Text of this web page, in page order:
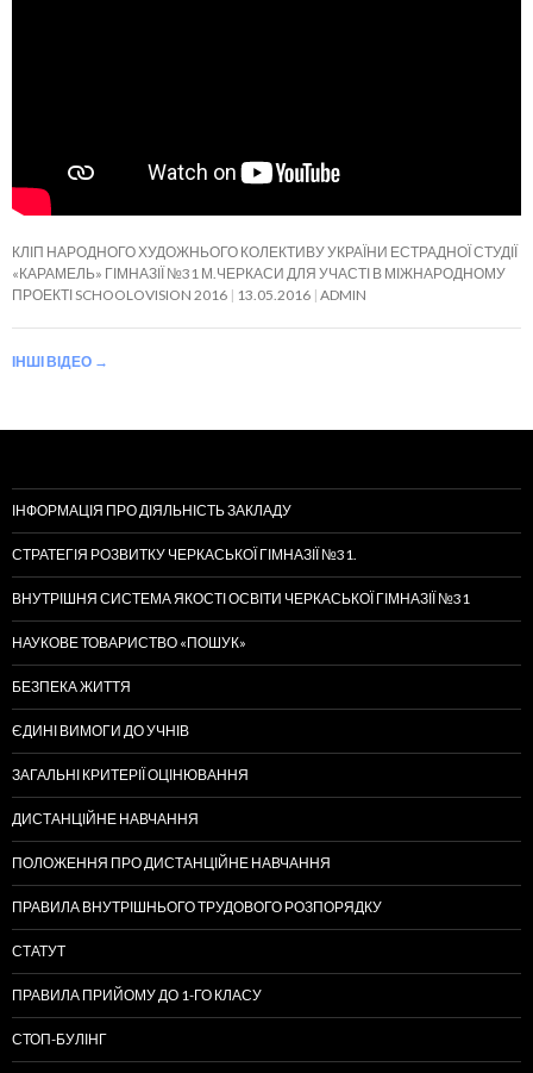
КЛІП НАРОДНОГО ХУДОЖНЬОГО КОЛЕКТИВУ УКРАЇНИ ЕСТРАДНОЇ СТУДІЇ
«КАРАМЕЛЬ» ГІМНАЗІЇ №31 М.ЧЕРКАСИ ДЛЯ УЧАСТІ В МІЖНАРОДНОМУ
ПРОЕКТІ SCHOOLOVISION 2016
13.05.2016 ADMIN
ІНШІ ВІДЕО →
ІНФОРМАЦІЯ ПРО ДІЯЛЬНІСТЬ ЗАКЛАДУ
СТРАТЕГІЯ РОЗВИТКУ ЧЕРКАСЬКОЇ ГІМНАЗІЇ №31.
ВНУТРІШНЯ СИСТЕМА ЯКОСТІ ОСВІТИ ЧЕРКАСЬКОЇ ГІМНАЗІЇ №31
НАУКОВЕ ТОВАРИСТВО «ПОШУК»
БЕЗПЕКА ЖИТТЯ
ЄДИНІ ВИМОГИ ДО УЧНІВ
ЗАГАЛЬНІ КРИТЕРІЇ ОЦІНЮВАННЯ
ДИСТАНЦІЙНЕ НАВЧАННЯ
ПОЛОЖЕННЯ ПРО ДИСТАНЦІЙНЕ НАВЧАННЯ
ПРАВИЛА ВНУТРІШНЬОГО ТРУДОВОГО РОЗПОРЯДКУ
СТАТУТ
ПРАВИЛА ПРИЙОМУ ДО 1-ГО КЛАСУ
СТОП-БУЛІНГ